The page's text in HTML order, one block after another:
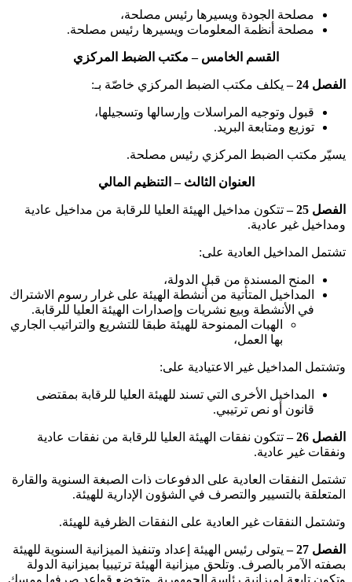
مصلحة الجودة ويسيرها رئيس مصلحة،
مصلحة أنظمة المعلومات ويسيرها رئيس مصلحة.
القسم الخامس – مكتب الضبط المركزي
الفصل 24 – يكلف مكتب الضبط المركزي خاصّة بـ:
قبول وتوجيه المراسلات وإرسالها وتسجيلها،
توزيع ومتابعة البريد.
يسيّر مكتب الضبط المركزي رئيس مصلحة.
العنوان الثالث – التنظيم المالي
الفصل 25 –
تتكون مداخيل الهيئة العليا للرقابة من مداخيل عادية
ومداخيل غير عادية.
تشتمل المداخيل العادية على:
المنح المسندة من قبل الدولة،
المداخيل المتأتية من أنشطة الهيئة على غرار رسوم الاشتراك
في الأنشطة وبيع نشريات وإصدارات الهيئة العليا للرقابة.
الهبات الممنوحة للهيئة طبقا للتشريع والتراتيب الجاري
بها العمل،
وتشتمل المداخيل غير الاعتيادية على:
المداخيل الأخرى التي تسند للهيئة العليا للرقابة بمقتضى
قانون أو نص ترتيبي.
الفصل 26 –
تتكون نفقات الهيئة العليا للرقابة من نفقات عادية
ونفقات غير عادية.
تشتمل النفقات العادية على الدفوعات ذات الصبغة السنوية والقارة
المتعلقة بالتسيير والتصرف في الشؤون الإدارية للهيئة.
وتشتمل النفقات غير العادية على النفقات الظرفية للهيئة.
الفصل 27 –
يتولى رئيس الهيئة إعداد وتنفيذ الميزانية السنوية للهيئة
بصفته الآمر بالصرف. وتلحق ميزانية الهيئة ترتيبيا بميزانية الدولة